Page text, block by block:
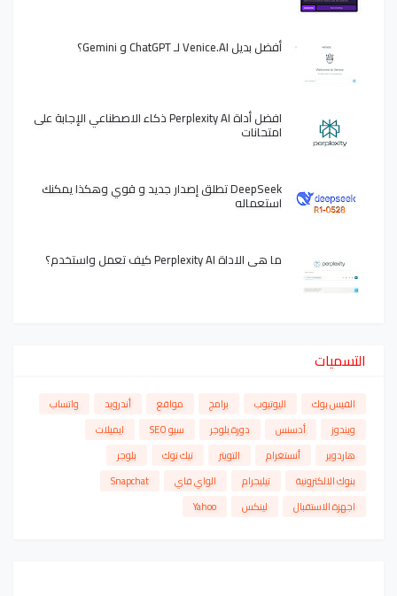
أفضل بديل Venice.AI لـ ChatGPT و Gemini؟
افضل أداة Perplexity AI ذكاء الاصطناعي الإجابة على
امتحانات
DeepSeek تطلق إصدار جديد و قوي وهكذا يمكنك
استعماله
ما هي الاداة Perplexity AI كيف تعمل واستخدم؟
التسميات
الفيس بوك اليوتيوب برامج مواقع أندرويد
واتساب
ويندوز
أدسنس دورة بلوجر سيو SEO
ايميلات
هاردوير
أنستغرام التويتر تيك توك
بلوجر
بنوك الالكترونية
تيليجرام الواي فاي
Snapchat
اجهزة الاستقبال
لينكس Yahoo